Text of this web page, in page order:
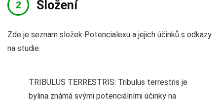
Složení
Zde je seznam složek Potencialexu a jejich účinků s odkazy
na studie:
TRIBULUS TERRESTRIS: Tribulus terrestris je
bylina známá svými potenciálními účinky na